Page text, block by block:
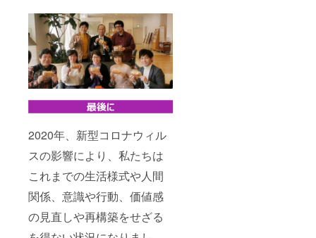
2020年、新型コロナウィル
スの影響により、私たちは
これまでの生活様式や人間
関係、意識や行動、価値感
の見直しや再構築をせざる